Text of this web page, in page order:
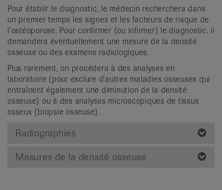
Pour établir le diagnostic, le médecin recherchera dans
un premier temps les signes et les facteurs de risque de
l’ostéoporose. Pour confirmer (ou infirmer) le diagnostic, il
demandera éventuellement une mesure de la densité
osseuse ou des examens radiologiques.
Plus rarement, on procédera à des analyses en
laboratoire (pour exclure d’autres maladies osseuses qui
entraînent également une diminution de la densité
osseuse) ou à des analyses microscopiques de tissus
osseux (biopsie osseuse).
Radiographies
Mesures de la densité osseuse